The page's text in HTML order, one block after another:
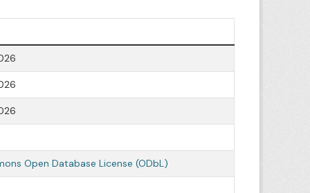
Open Database License (ODbL)